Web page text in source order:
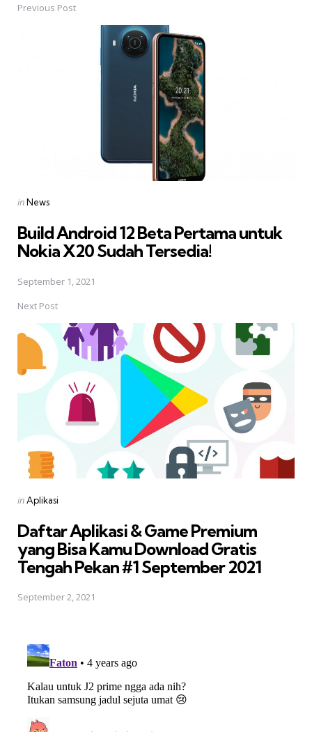
PostPrevious Post
Posted
inNews
Build Android 12 Beta Pertama untuk
Nokia X20 Sudah Tersedia!
September 1, 2021
Next Post
Posted
inAplikasi
Daftar Aplikasi & Game Premium
yang Bisa Kamu Download Gratis 
Tengah Pekan #1 September 2021
September 2, 2021